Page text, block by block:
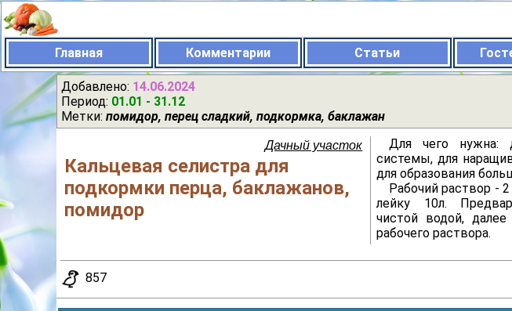
Главная Комментарии Статьи
Добавлено: 14.06.2024
Период: 01.01 - 31.12
Метки: помидор, перец сладкий, подкормка, баклажан
Дачный участок
Кальцевая селистра для
подкормки перца, баклажанов,
помидор
Для чего нужна:
системы, для
для образования
Рабочий раствор -
лейку 10л.
чистой водой,
рабочего раствора.
857